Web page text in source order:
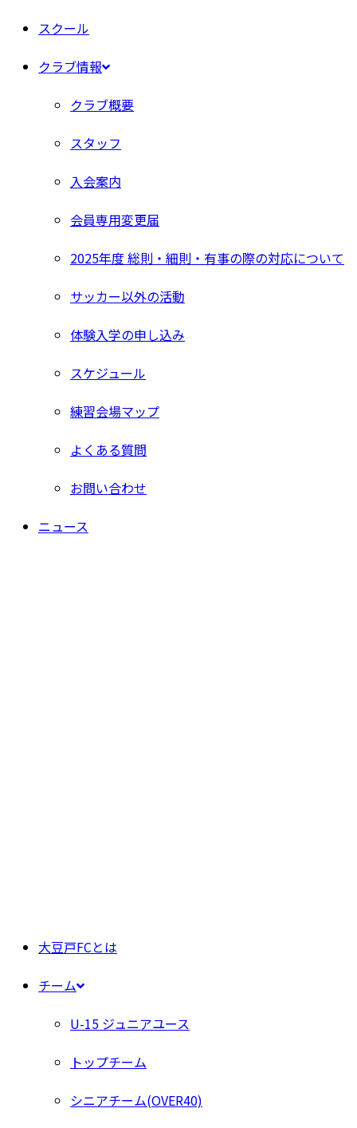
スクール
クラブ情報
クラブ概要
スタッフ
入会案内
会員専用変更届
2025年度 総則・細則・有事の際の対応について
サッカー以外の活動
体験入学の申し込み
スケジュール
練習会場マップ
よくある質問
お問い合わせ
ニュース
大豆戸FCとは
チーム
U-15 ジュニアユース
トップチーム
シニアチーム(OVER40)